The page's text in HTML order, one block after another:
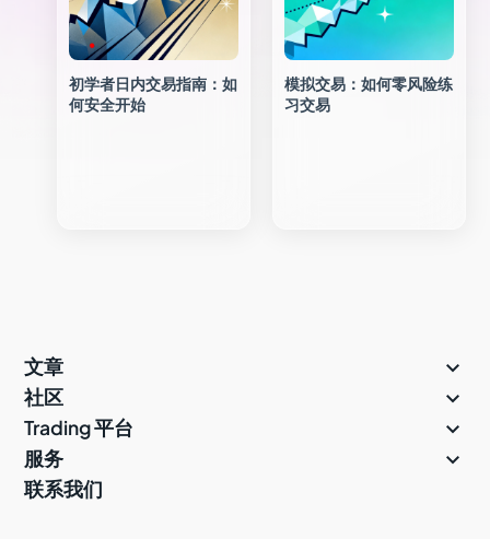
初学者日内交易指南：如
何安全开始
模拟交易：如何零风险练
习交易
文章 
社区 
Trading 平台 
服务 
联系我们